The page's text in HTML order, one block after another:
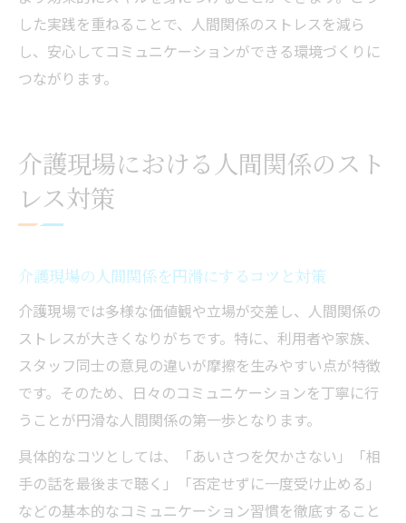
した実践を重ねることで、人間関係のストレスを減ら
し、安心してコミュニケーションができる環境づくりに
つながります。
介護現場における人間関係のスト
レス対策
介護現場の人間関係を円滑にするコツと対策
介護現場では多様な価値観や立場が交差し、人間関係の
ストレスが大きくなりがちです。特に、利用者や家族、
スタッフ同士の意見の違いが摩擦を生みやすい点が特徴
です。そのため、日々のコミュニケーションを丁寧に行
うことが円滑な人間関係の第一歩となります。
具体的なコツとしては、「あいさつを欠かさない」「相
手の話を最後まで聴く」「否定せずに一度受け止める」
などの基本的なコミュニケーション習慣を徹底すること